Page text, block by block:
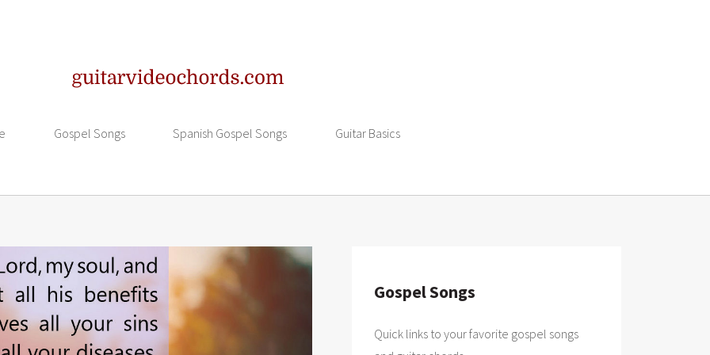
Gospel Songs Spanish Gospel Songs Guitar Basics
Gospel Songs
Quick links to your favorite gospel songs